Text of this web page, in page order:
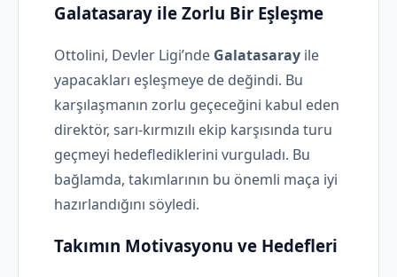
Galatasaray ile Zorlu Bir Eşleşme
Ottolini, Devler Ligi’nde Galatasaray ile
yapacakları eşleşmeye de değindi. Bu
karşılaşmanın zorlu geçeceğini kabul eden
direktör, sarı-kırmızılı ekip karşısında turu
geçmeyi hedeflediklerini vurguladı. Bu
bağlamda, takımlarının bu önemli maça iyi
hazırlandığını söyledi.
Takımın Motivasyonu ve Hedefleri